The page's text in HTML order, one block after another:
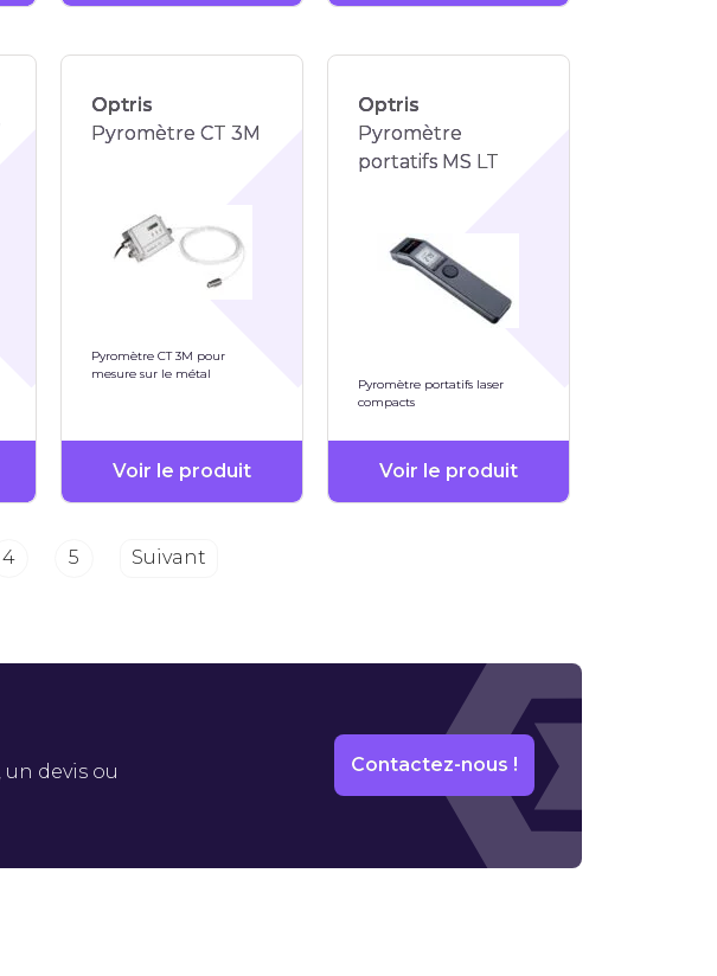
Optris
Pyromètre CT 3M
Pyromètre CT 3M pour
mesure sur le métal
Voir le produit
Optris
Pyromètre
portatifs MS LT
Pyromètre portatifs laser
compacts
Voir le produit
4 5 Suivant
devis ou
Contactez-nous !